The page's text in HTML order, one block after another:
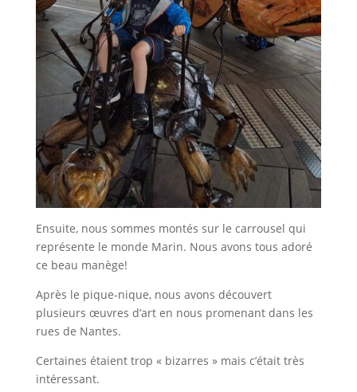
Ensuite, nous sommes montés sur le carrousel qui
représente le monde Marin. Nous avons tous adoré
ce beau manège!
Après le pique-nique, nous avons découvert
plusieurs œuvres d’art en nous promenant dans les
rues de Nantes.
Certaines étaient trop « bizarres » mais c’était très
intéressant.